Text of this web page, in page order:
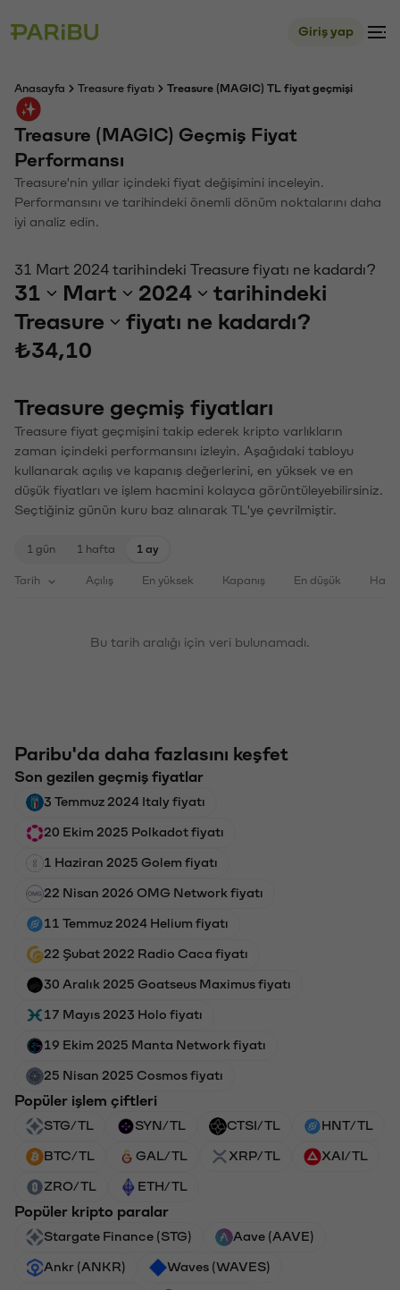
Giriş yap
Anasayfa Treasure fiyatı Treasure (MAGIC) TL fiyat geçmişi
Treasure (MAGIC) Geçmiş Fiyat
Performansı
Treasure'nin yıllar içindeki fiyat değişimini inceleyin.
Performansını ve tarihindeki önemli dönüm noktalarını daha
iyi analiz edin.
31 Mart 2024 tarihindeki Treasure fiyatı ne kadardı?
31 Mart 2024
tarihindeki
Treasure
fiyatı ne kadardı?
₺34,10
Treasure geçmiş fiyatları
Treasure fiyat geçmişini takip ederek kripto varlıkların
zaman içindeki performansını izleyin. Aşağıdaki tabloyu
kullanarak açılış ve kapanış değerlerini, en yüksek ve en
düşük fiyatları ve işlem hacmini kolayca görüntüleyebilirsiniz.
Seçtiğiniz günün kuru baz alınarak TL'ye çevrilmiştir.
1 gün 1 hafta 1 ay
Tarih Açılış En yüksek Kapanış En düşük
Bu tarih aralığı için veri bulunamadı.
Paribu'da daha fazlasını keşfet
Son gezilen geçmiş fiyatlar
3 Temmuz 2024 Italy fiyatı
20 Ekim 2025 Polkadot fiyatı
1 Haziran 2025 Golem fiyatı
22 Nisan 2026 OMG Network fiyatı
11 Temmuz 2024 Helium fiyatı
22 Şubat 2022 Radio Caca fiyatı
30 Aralık 2025 Goatseus Maximus fiyatı
17 Mayıs 2023 Holo fiyatı
19 Ekim 2025 Manta Network fiyatı
25 Nisan 2025 Cosmos fiyatı
Popüler işlem çiftleri
STG/TL SYN/TL CTSI/TL HNT/TL
BTC/TL GAL/TL XRP/TL XAI/TL
ZRO/TL ETH/TL
Popüler kripto paralar
Stargate Finance (STG) Aave (AAVE)
Ankr (ANKR) Waves (WAVES)